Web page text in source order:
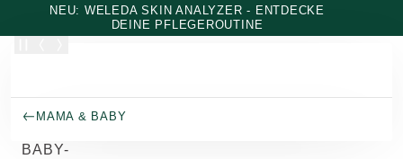
Zum Hauptinhalt wechseln
NEU: WELEDA SKIN ANALYZER - ENTDECKE
DEINE PFLEGEROUTINE
MAMA & BABY
BABY-